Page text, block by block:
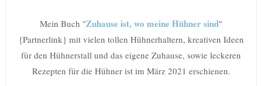
Mein Buch "Zuhause ist, wo meine Hühner sind"
{Partnerlink} mit vielen tollen Hühnerhaltern, kreativen Ideen
für den Hühnerstall und das eigene Zuhause, sowie leckeren
Rezepten für die Hühner ist im März 2021 erschienen.